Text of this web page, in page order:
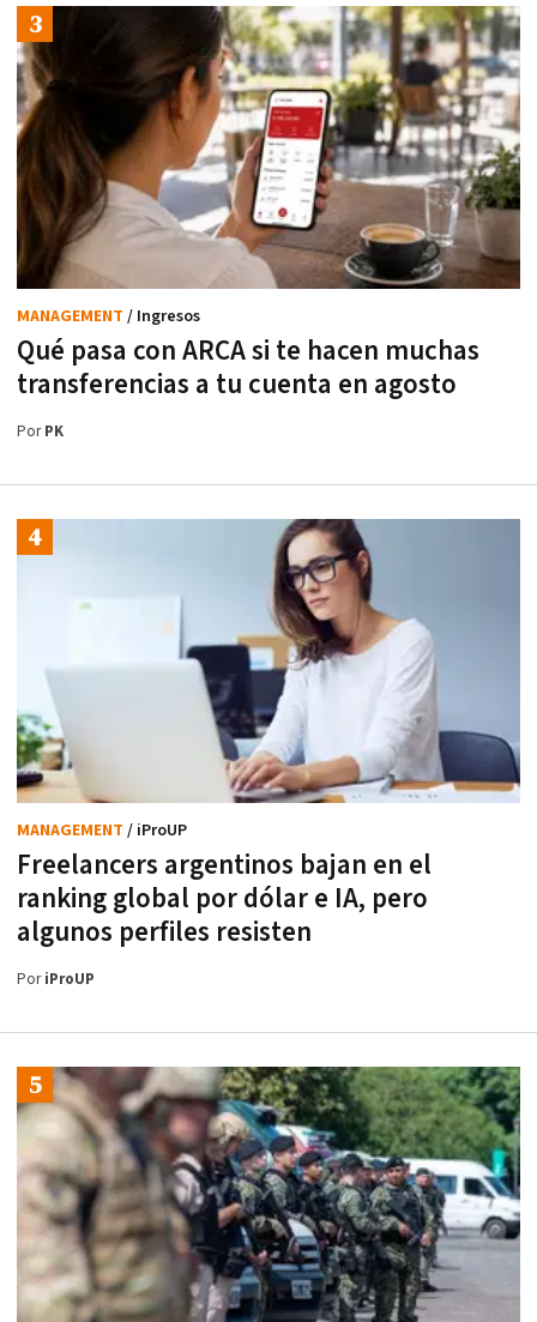
Qué pasa con ARCA si te hacen muchas
transferencias a tu cuenta en agosto
MANAGEMENT / Ingresos
PorPK
Freelancers argentinos bajan en el
ranking global por dólar e IA, pero
algunos perfiles resisten
MANAGEMENT / iProUP
PoriProUP